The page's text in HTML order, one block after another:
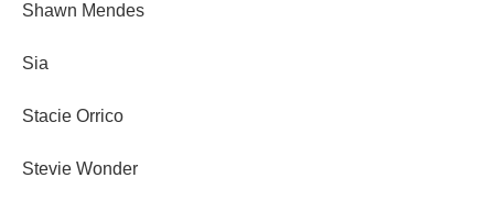
Shawn Mendes
Sia
Stacie Orrico
Stevie Wonder